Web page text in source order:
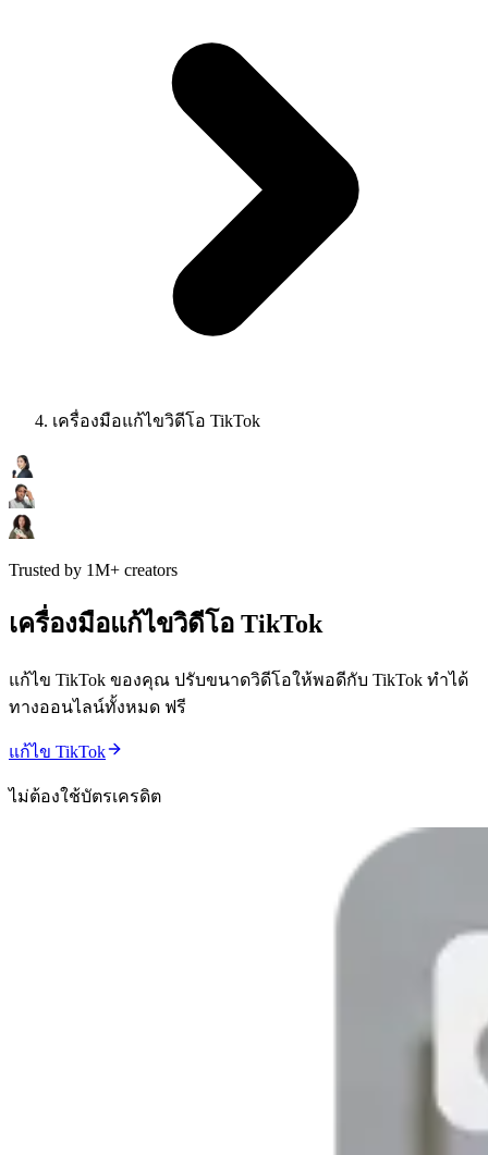
เครื่องมือแก้ไขวิดีโอ TikTok
Trusted by 1M+ creators
เครื่องมือแก้ไขวิดีโอ TikTok
แก้ไข TikTok ของคุณ ปรับขนาดวิดีโอให้พอดีกับ TikTok ทำได้
ทางออนไลน์ทั้งหมด ฟรี
แก้ไข TikTok
ไม่ต้องใช้บัตรเครดิต